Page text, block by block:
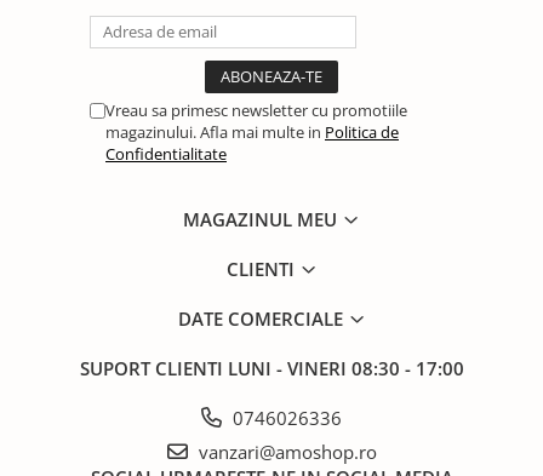
Vreau sa primesc newsletter cu promotiile
magazinului. Afla mai multe in Politica de
Confidentialitate
MAGAZINUL MEU
CLIENTI
DATE COMERCIALE
SUPORT CLIENTI LUNI - VINERI 08:30 - 17:00
0746026336
vanzari@amoshop.ro